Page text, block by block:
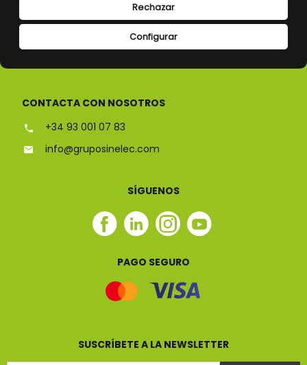
Configurar
Rechazar
CONÓCENOS
CONTACTA CON NOSOTROS
+34 93 001 07 83
info@gruposinelec.com
SÍGUENOS
Facebook
Linkedin
Instagram
Youtube
PAGO SEGURO
SUSCRÍBETE A LA NEWSLETTER